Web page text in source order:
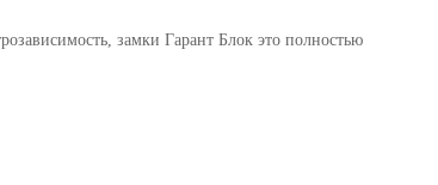
замки Гарант Блок это полностью